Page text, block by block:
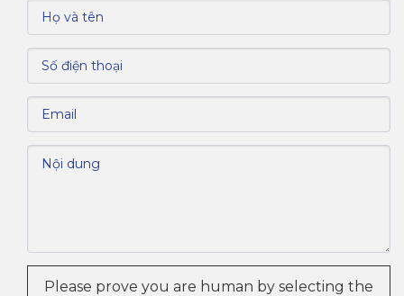
IX. Tổng kết
Please prove you are human by selecting the